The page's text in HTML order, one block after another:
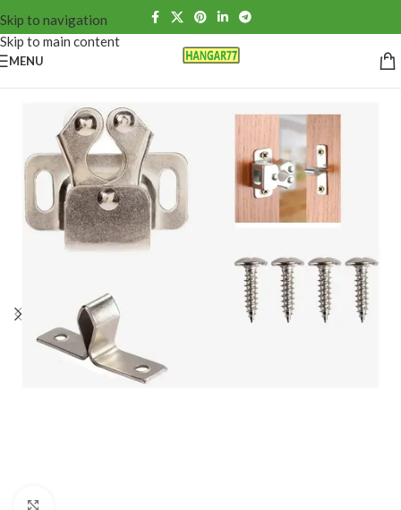
Skip to navigation
Skip to main content
MENU